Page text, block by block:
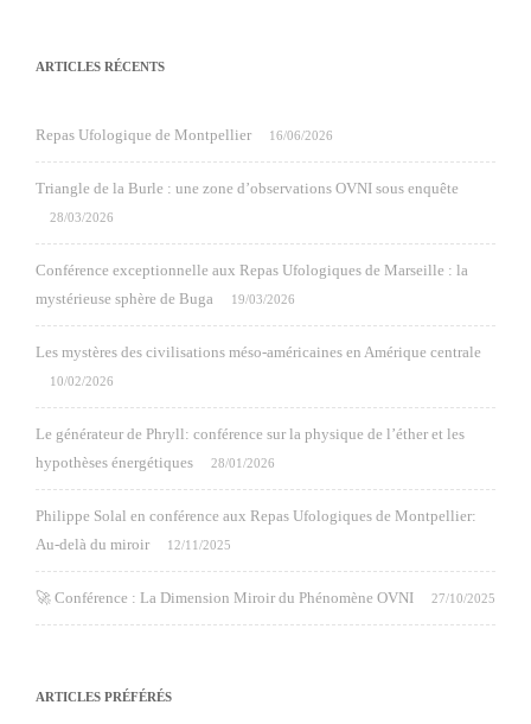
ARTICLES RÉCENTS
Repas Ufologique de Montpellier 16/06/2026
Triangle de la Burle : une zone d’observations OVNI sous enquête
28/03/2026
Conférence exceptionnelle aux Repas Ufologiques de Marseille : la
mystérieuse sphère de Buga
19/03/2026
Les mystères des civilisations méso-américaines en Amérique centrale
10/02/2026
Le générateur de Phryll: conférence sur la physique de l’éther et les
hypothèses énergétiques
28/01/2026
Philippe Solal en conférence aux Repas Ufologiques de Montpellier:
Au-delà du miroir
12/11/2025
🚀 Conférence : La Dimension Miroir du Phénomène OVNI 27/10/2025
ARTICLES PRÉFÉRÉS